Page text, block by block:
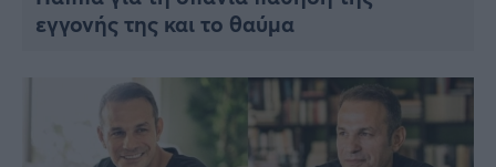
εγγονής της και το θαύμα